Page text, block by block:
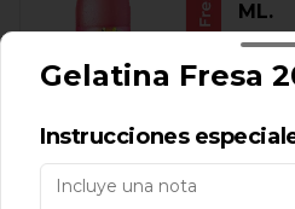
ML.
Gelatina Fresa
Instrucciones